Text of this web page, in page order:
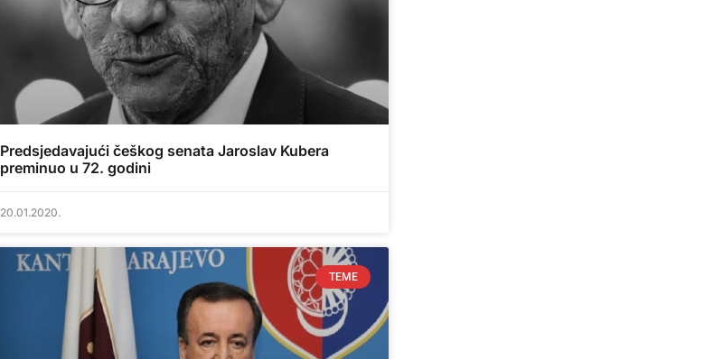
Predsjedavajući češkog senata Jaroslav Kubera
preminuo u 72. godini
20.01.2020.
TEME